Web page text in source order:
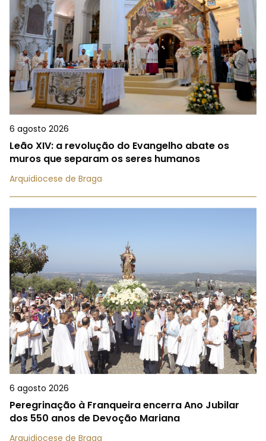
6 agosto 2026
Leão XIV: a revolução do Evangelho abate os
muros que separam os seres humanos
Arquidiocese de Braga
6 agosto 2026
Peregrinação à Franqueira encerra Ano Jubilar
dos 550 anos de Devoção Mariana
Arquidiocese de Braga